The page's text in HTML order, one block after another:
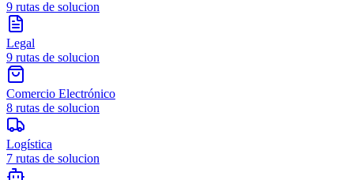
9 rutas de solucion
Legal
9 rutas de solucion
Comercio Electrónico
8 rutas de solucion
Logística
7 rutas de solucion